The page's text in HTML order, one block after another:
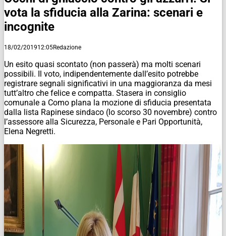
vota la sfiducia alla Zarina: scenari e
incognite
18/02/201912:05Redazione
Un esito quasi scontato (non passerà) ma molti scenari
possibili. Il voto, indipendentemente dall’esito potrebbe
registrare segnali significativi in una maggioranza da mesi
tutt’altro che felice e compatta. Stasera in consiglio
comunale a Como plana la mozione di sfiducia presentata
dalla lista Rapinese sindaco (lo scorso 30 novembre) contro
l’assessore alla Sicurezza, Personale e Pari Opportunità,
Elena Negretti.